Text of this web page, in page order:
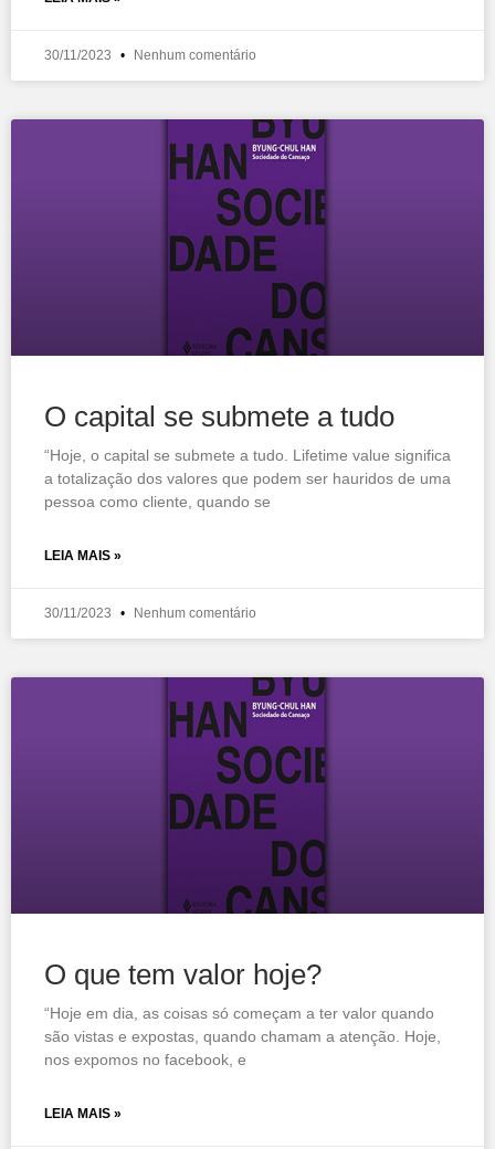
30/11/2023 Nenhum comentário
O capital se submete a tudo
“Hoje, o capital se submete a tudo. Lifetime value significa
a totalização dos valores que podem ser hauridos de uma
pessoa como cliente, quando se
LEIA MAIS »
30/11/2023 Nenhum comentário
O que tem valor hoje?
“Hoje em dia, as coisas só começam a ter valor quando
são vistas e expostas, quando chamam a atenção. Hoje,
nos expomos no facebook, e
LEIA MAIS »